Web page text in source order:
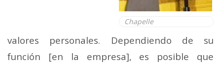
Chapelle
valores personales. Dependiendo de su
función [en la empresa], es posible que